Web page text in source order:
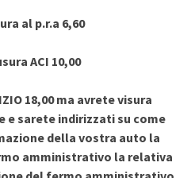
al p.r.a 6,60
ACI 10,00
18,00 ma avrete visura
e sarete indirizzati su come
della vostra auto la
amministrativo la relativa